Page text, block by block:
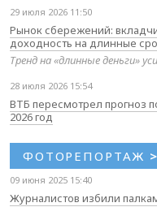
29 июля 2026 11:50
Рынок сбережений:
доходность на длинные
Тренд на «длинные деньги»
28 июля 2026 15:54
ВТБ пересмотрел прогноз
2026 год
ФОТОРЕПОРТАЖ >
09 июня 2025 15:40
Журналистов избили